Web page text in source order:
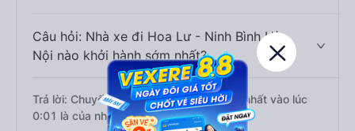
Câu hỏi: Nhà xe đi Hoa Lư - Ninh Bình Hà
Nội nào khởi hành sớm nhất?
Trả lời: Chuyến xe có giờ xuất phát sớm nhất vào lúc
0:01 là của nhà xe Go24h.